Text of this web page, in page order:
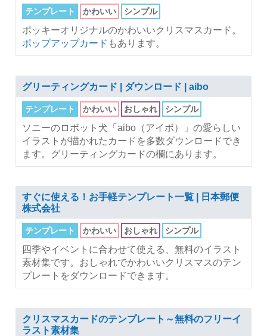
テンプレート かわいい シンプル
ポッキーオリジナルのかわいいクリスマスカード。
ポップアップカード もあります。
グリーティングカード | ダウンロード | aibo
テンプレート かわいい おしゃれ シンプル
ソニーのロボット犬「aibo（アイボ）」の愛らしい
イラストが描かれたカードを多数ダウンロードでき
ます。グリーティングカードの欄にあります。
すぐに使える！お手軽テンプレート一覧 | 日本郵便
株式会社
テンプレート かわいい おしゃれ シンプル
四季やイベントに合わせて使える、無料のイラスト
素材集です。おしゃれでかわいいクリスマスのテン
プレートをダウンロードできます。
クリスマスカードのテンプレート～無料のフリーイ
ラスト素材集